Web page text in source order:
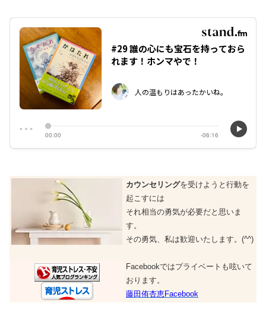
カウンセリングを受けようと行動を
起こすには
それ相当の勇気が必要だと思いま
す。
その勇気、私は歓迎いたします。(^^)
Facebookではプライベートも呟いて
おります。
藤田侑杏恵Facebook